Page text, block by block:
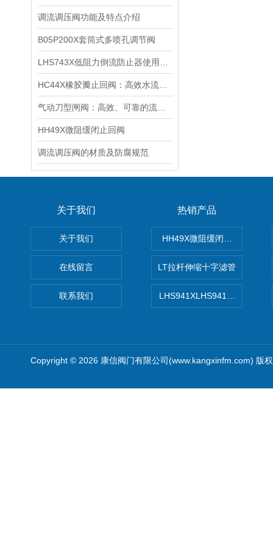
调流调压阀功能及特点介绍
B05P200X套筒式多喷孔调节阀
HH49X微阻缓闭止回阀
调流调压阀的材质及防腐规范
关于我们
关于我们
在线留言
联系我们
热销产品
HH49X微阻缓闭蝶式止回阀
LT拉杆伸缩十字滤管
LHS941XLHS941X调压调流
Copyright © 2026 康信阀门有限公司(www.kangxinfm.com) 版